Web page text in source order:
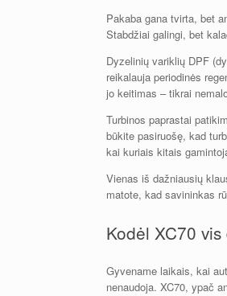
Pakaba gana tvirta, bet
Stabdžiai galingi, bet
Dyzelinių variklių DPF
reikalauja periodinės
jo keitimas – tikrai
Turbinos paprastai
būkite pasiruošę, kad
kai kuriais kitais
Vienas iš dažniausių
matote, kad savininkas
Kodėl XC70
Gyvename laikais, kai
nenaudoja. XC70, ypač